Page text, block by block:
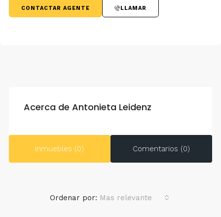
CONTACTAR AGENTE LLAMAR
Acerca de Antonieta Leidenz
Inmuebles (0) Comentarios (0)
Ordenar por: Mas relevante